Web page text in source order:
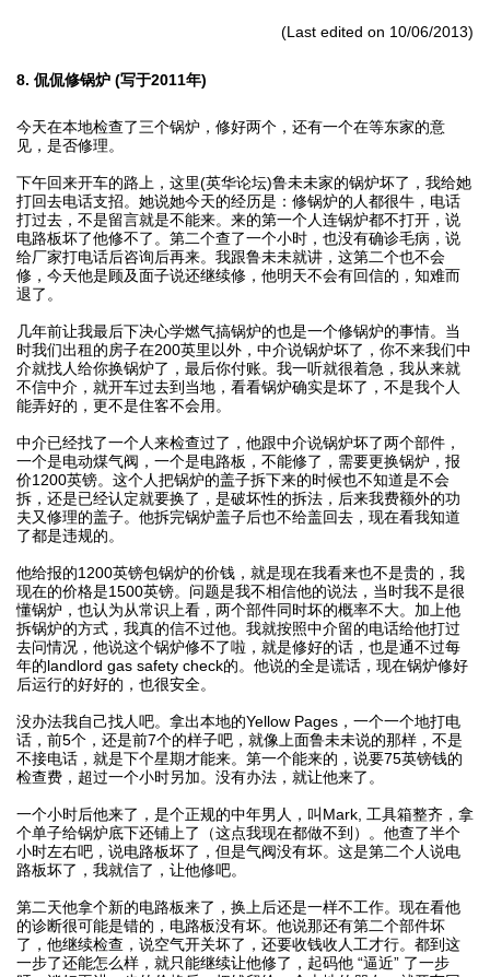
(Last edited on 10/06/2013)
8. 侃侃修锅炉 (写于2011年)
今天在本地检查了三个锅炉，修好两个，还有一个在等东家的意
见，是否修理。
下午回来开车的路上，这里(英华论坛)鲁未未家的锅炉坏了，我给她
打回去电话支招。她说她今天的经历是：修锅炉的人都很牛，电话
打过去，不是留言就是不能来。来的第一个人连锅炉都不打开，说
电路板坏了他修不了。第二个查了一个小时，也没有确诊毛病，说
给厂家打电话后咨询后再来。我跟鲁未未就讲，这第二个也不会
修，今天他是顾及面子说还继续修，他明天不会有回信的，知难而
退了。
几年前让我最后下决心学燃气搞锅炉的也是一个修锅炉的事情。当
时我们出租的房子在200英里以外，中介说锅炉坏了，你不来我们中
介就找人给你换锅炉了，最后你付账。我一听就很着急，我从来就
不信中介，就开车过去到当地，看看锅炉确实是坏了，不是我个人
能弄好的，更不是住客不会用。
中介已经找了一个人来检查过了，他跟中介说锅炉坏了两个部件，
一个是电动煤气阀，一个是电路板，不能修了，需要更换锅炉，报
价1200英镑。这个人把锅炉的盖子拆下来的时候也不知道是不会
拆，还是已经认定就要换了，是破坏性的拆法，后来我费额外的功
夫又修理的盖子。他拆完锅炉盖子后也不给盖回去，现在看我知道
了都是违规的。
他给报的1200英镑包锅炉的价钱，就是现在我看来也不是贵的，我
现在的价格是1500英镑。问题是我不相信他的说法，当时我不是很
懂锅炉，也认为从常识上看，两个部件同时坏的概率不大。加上他
拆锅炉的方式，我真的信不过他。我就按照中介留的电话给他打过
去问情况，他说这个锅炉修不了啦，就是修好的话，也是通不过每
年的landlord gas safety check的。他说的全是谎话，现在锅炉修好
后运行的好好的，也很安全。
没办法我自己找人吧。拿出本地的Yellow Pages，一个一个地打电
话，前5个，还是前7个的样子吧，就像上面鲁未未说的那样，不是
不接电话，就是下个星期才能来。第一个能来的，说要75英镑钱的
检查费，超过一个小时另加。没有办法，就让他来了。
一个小时后他来了，是个正规的中年男人，叫Mark, 工具箱整齐，拿
个单子给锅炉底下还铺上了（这点我现在都做不到）。他查了半个
小时左右吧，说电路板坏了，但是气阀没有坏。这是第二个人说电
路板坏了，我就信了，让他修吧。
第二天他拿个新的电路板来了，换上后还是一样不工作。现在看他
的诊断很可能是错的，电路板没有坏。他说那还有第二个部件坏
了，他继续检查，说空气开关坏了，还要收钱收人工才行。都到这
一步了还能怎么样，就只能继续让他修了，起码他 “逼近” 了一步